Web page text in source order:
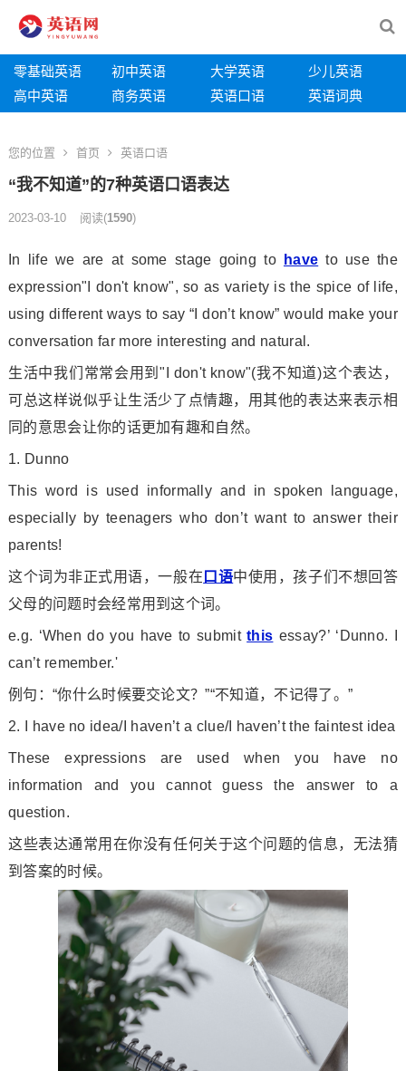
零基础英语 初中英语 大学英语
少儿英语
高中英语
商务英语 英语口语 英语词典
您的位置 首页 英语口语
“我不知道”的7种英语口语表达
2023-03-10 阅读(1590)
In life we are at some stage going to have to use the
expression"I don't know", so as variety is the spice of life,
using different ways to say “I don’t know” would make your
conversation far more interesting and natural.
生活中我们常常会用到"I don't know"(我不知道)这个表达，
可总这样说似乎让生活少了点情趣，用其他的表达来表示相
同的意思会让你的话更加有趣和自然。
1. Dunno
This word is used informally and in spoken language,
especially by teenagers who don’t want to answer their
parents!
这个词为非正式用语，一般在 口语中使用，孩子们不想回答
父母的问题时会经常用到这个词。
e.g. ‘When do you have to submitthis essay?’ ‘Dunno. I
can’t remember.'
例句：“你什么时候要交论文？”“不知道，不记得了。”
2. I have no idea/I haven’t a clue/I haven’t the faintest idea
These expressions are used when you have no
information and you cannot guess the answer to a
question.
这些表达通常用在你没有任何关于这个问题的信息，无法猜
到答案的时候。